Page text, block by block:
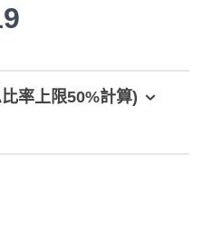
率上限50%計算)